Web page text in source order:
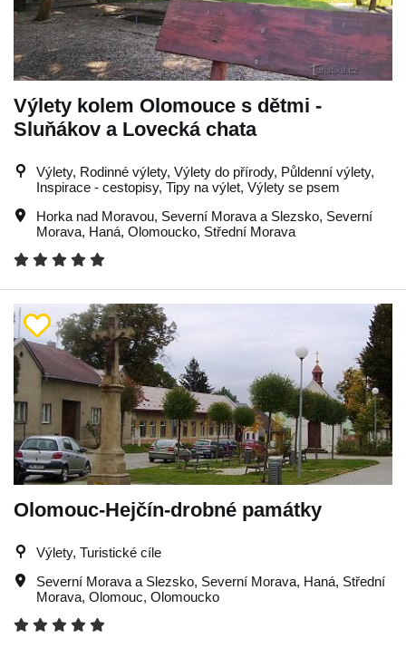
Výlety kolem Olomouce s dětmi -
Sluňákov a Lovecká chata
Výlety, Rodinné výlety, Výlety do přírody, Půldenní výlety,
Inspirace - cestopisy, Tipy na výlet, Výlety se psem
Horka nad Moravou, Severní Morava a Slezsko, Severní
Morava, Haná, Olomoucko, Střední Morava
Olomouc-Hejčín-drobné památky
Výlety, Turistické cíle
Severní Morava a Slezsko, Severní Morava, Haná, Střední
Morava, Olomouc, Olomoucko